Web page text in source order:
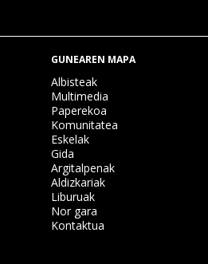
GUNEAREN MAPA
Albisteak
Multimedia
Paperekoa
Komunitatea
Eskelak
Gida
Argitalpenak
Aldizkariak
Liburuak
Nor gara
Kontaktua